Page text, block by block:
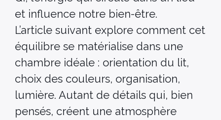
et influence notre bien-être.
L’article suivant explore comment cet
équilibre se matérialise dans une
chambre idéale : orientation du lit,
choix des couleurs, organisation,
lumière. Autant de détails qui, bien
pensés, créent une atmosphère